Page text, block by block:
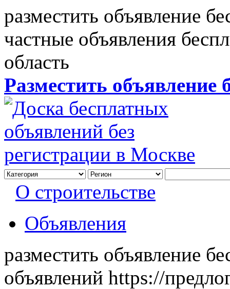
разместить объявление
частные объявления
область
Разместить объявление
О строительстве
Объявления
разместить объявление
объявлений https://